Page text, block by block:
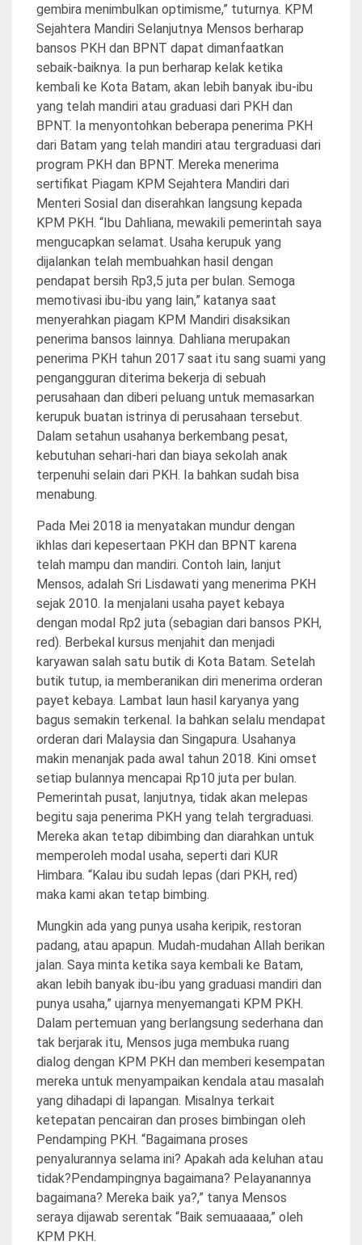
gembira menimbulkan optimisme,” tuturnya. KPM
Sejahtera Mandiri Selanjutnya Mensos berharap
bansos PKH dan BPNT dapat dimanfaatkan
sebaik-baiknya. Ia pun berharap kelak ketika
kembali ke Kota Batam, akan lebih banyak ibu-ibu
yang telah mandiri atau graduasi dari PKH dan
BPNT. Ia menyontohkan beberapa penerima PKH
dari Batam yang telah mandiri atau tergraduasi dari
program PKH dan BPNT. Mereka menerima
sertifikat Piagam KPM Sejahtera Mandiri dari
Menteri Sosial dan diserahkan langsung kepada
KPM PKH. “Ibu Dahliana, mewakili pemerintah saya
mengucapkan selamat. Usaha kerupuk yang
dijalankan telah membuahkan hasil dengan
pendapat bersih Rp3,5 juta per bulan. Semoga
memotivasi ibu-ibu yang lain,” katanya saat
menyerahkan piagam KPM Mandiri disaksikan
penerima bansos lainnya. Dahliana merupakan
penerima PKH tahun 2017 saat itu sang suami yang
pengangguran diterima bekerja di sebuah
perusahaan dan diberi peluang untuk memasarkan
kerupuk buatan istrinya di perusahaan tersebut.
Dalam setahun usahanya berkembang pesat,
kebutuhan sehari-hari dan biaya sekolah anak
terpenuhi selain dari PKH. Ia bahkan sudah bisa
menabung.
Pada Mei 2018 ia menyatakan mundur dengan
ikhlas dari kepesertaan PKH dan BPNT karena
telah mampu dan mandiri. Contoh lain, lanjut
Mensos, adalah Sri Lisdawati yang menerima PKH
sejak 2010. Ia menjalani usaha payet kebaya
dengan modal Rp2 juta (sebagian dari bansos PKH,
red). Berbekal kursus menjahit dan menjadi
karyawan salah satu butik di Kota Batam. Setelah
butik tutup, ia memberanikan diri menerima orderan
payet kebaya. Lambat laun hasil karyanya yang
bagus semakin terkenal. Ia bahkan selalu mendapat
orderan dari Malaysia dan Singapura. Usahanya
makin menanjak pada awal tahun 2018. Kini omset
setiap bulannya mencapai Rp10 juta per bulan.
Pemerintah pusat, lanjutnya, tidak akan melepas
begitu saja penerima PKH yang telah tergraduasi.
Mereka akan tetap dibimbing dan diarahkan untuk
memperoleh modal usaha, seperti dari KUR
Himbara. “Kalau ibu sudah lepas (dari PKH, red)
maka kami akan tetap bimbing.
Mungkin ada yang punya usaha keripik, restoran
padang, atau apapun. Mudah-mudahan Allah berikan
jalan. Saya minta ketika saya kembali ke Batam,
akan lebih banyak ibu-ibu yang graduasi mandiri dan
punya usaha,” ujarnya menyemangati KPM PKH.
Dalam pertemuan yang berlangsung sederhana dan
tak berjarak itu, Mensos juga membuka ruang
dialog dengan KPM PKH dan memberi kesempatan
mereka untuk menyampaikan kendala atau masalah
yang dihadapi di lapangan. Misalnya terkait
ketepatan pencairan dan proses bimbingan oleh
Pendamping PKH. “Bagaimana proses
penyalurannya selama ini? Apakah ada keluhan atau
tidak?Pendampingnya bagaimana? Pelayanannya
bagaimana? Mereka baik ya?,” tanya Mensos
seraya dijawab serentak “Baik semuaaaaa,” oleh
KPM PKH.